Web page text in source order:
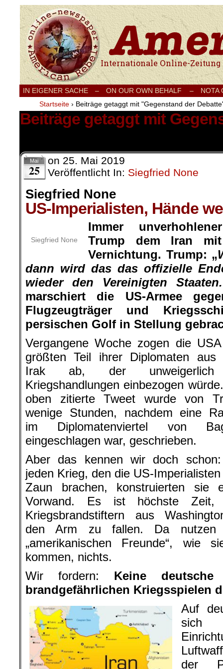
Internationale Onlinezeitung für Frieden,
IN EIGENER SACHE – ON OUR OWN BEHALF –
NOTA
Startseite › Beiträge getaggt mit "Gegenstand der
Beiträge getaggt mit
Mai
25
on 25. Mai 2019
Veröffentlicht In: Siegfried None
Siegfried None
US-Imperialisten, Hände
Siegfried None
Immer
Trump dem Iran
Vernichtung. Trump: „
dann wird das das offizielle
wieder den Vereinigten
marschiert die US-Armee
Flugzeugträger und
persischen Golf in Stellung
Vergangene Woche zogen die
größten Teil ihrer Diplomaten aus
Irak ab, der
Kriegshandlungen einbezogen
oben zitierte Tweet wurde von
wenige Stunden, nachdem eine
im Diplomatenviertel von
eingeschlagen war, geschrieben.
Aber das kennen wir doch
jeden Krieg, den die US-
Zaun brachen, konstruierten sie
Vorwand. Es ist höchste Zeit,
Kriegsbrandstiftern aus
den Arm zu fallen. Da nutzen
„amerikanischen Freunde“, wie
kommen, nichts.
Wir fordern: Keine
brandgefährlichen Kriegsspielen
Auf
sich
der